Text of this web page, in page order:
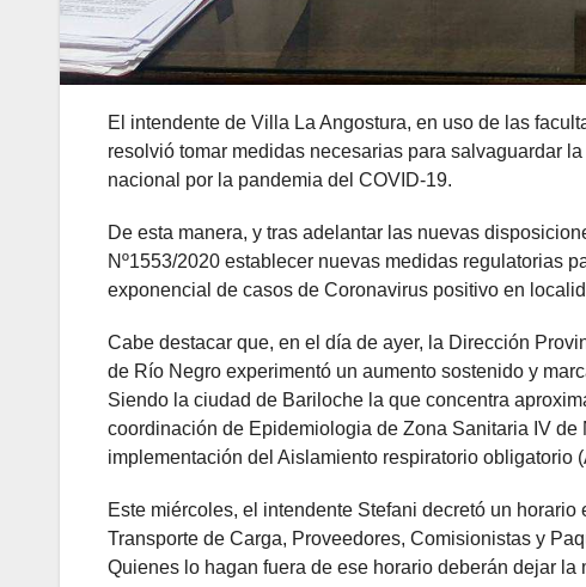
El intendente de Villa La Angostura, en uso de las
resolvió tomar medidas necesarias para salvaguardar
nacional por la pandemia del COVID-19.
De esta manera, y tras adelantar las nuevas
Nº1553/2020 establecer nuevas medidas regulatorias
exponencial de casos de Coronavirus positivo en
Cabe destacar que, en el día de ayer, la Dirección
de Río Negro experimentó un aumento sostenido y
Siendo la ciudad de Bariloche la que concentra
coordinación de Epidemiologia de Zona Sanitaria IV
implementación del Aislamiento respiratorio obligatorio
Este miércoles, el intendente Stefani decretó un
Transporte de Carga, Proveedores, Comisionistas y
Quienes lo hagan fuera de ese horario deberán dejar